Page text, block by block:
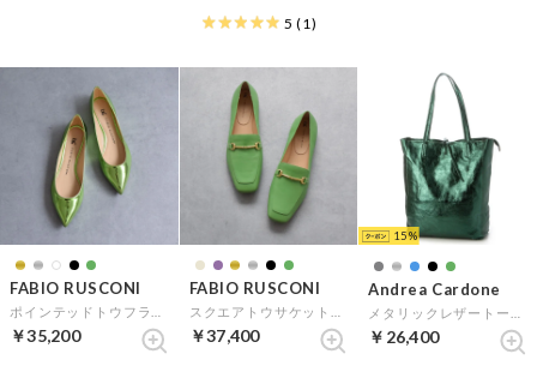
5 (1)
FABIO RUSCONI
￥35,200
FABIO RUSCONI
￥37,400
15
Andrea Cardone
￥26,400